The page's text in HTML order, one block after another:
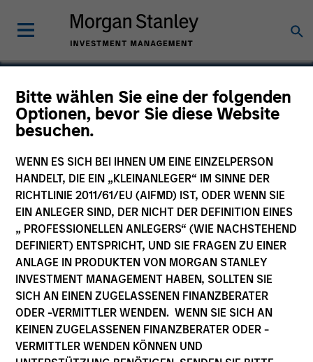
Bitte wählen Sie eine der folgenden
Optionen, bevor Sie diese Website
besuchen.
WENN ES SICH BEI IHNEN UM EINE EINZELPERSON
HANDELT, DIE EIN „KLEINANLEGER“ IM SINNE DER
RICHTLINIE 2011/61/EU (AIFMD) IST, ODER WENN SIE
EIN ANLEGER SIND, DER NICHT DER DEFINITION EINES
„ PROFESSIONELLEN ANLEGERS“ (WIE NACHSTEHEND
DEFINIERT) ENTSPRICHT, UND SIE FRAGEN ZU EINER
ANLAGE IN PRODUKTEN VON MORGAN STANLEY
INVESTMENT MANAGEMENT HABEN, SOLLTEN SIE
SICH AN EINEN ZUGELASSENEN FINANZBERATER
ODER -VERMITTLER WENDEN. WENN SIE SICH AN
KEINEN ZUGELASSENEN FINANZBERATER ODER -
VERMITTLER WENDEN KÖNNEN UND
Calvert Global Green
Bond Fund
Marketingdokument
Kommentar
Wesentliche Anlegerinformationen
(KID)